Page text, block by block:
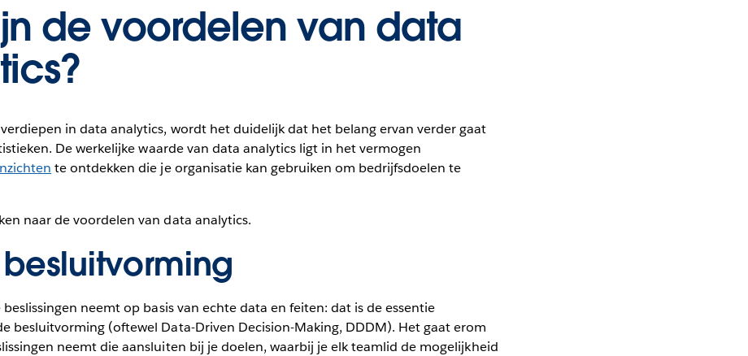
de voordelen van data
in data analytics, wordt het duidelijk dat het belang ervan verder gaat
De werkelijke waarde van data analytics ligt in het vermogen
te ontdekken die je organisatie kan gebruiken om bedrijfsdoelen te
naar de voordelen van data analytics.
neemt op basis van echte data en feiten: dat is de essentie
besluitvorming (oftewel Data-Driven Decision-Making, DDDM). Het gaat erom
neemt die aansluiten bij je doelen, waarbij je elk teamlid de mogelijkheid